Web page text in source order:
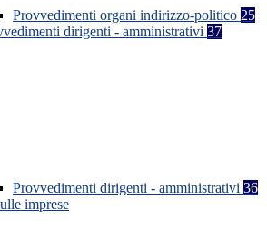
Provvedimenti organi indirizzo-politico 25
dirigenti - amministrativi 37
Provvedimenti dirigenti - amministrativi 36
imprese